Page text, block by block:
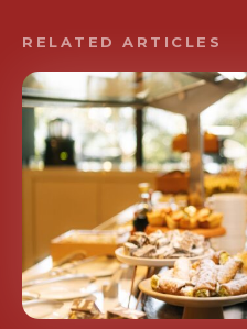
RELATED ARTICLES